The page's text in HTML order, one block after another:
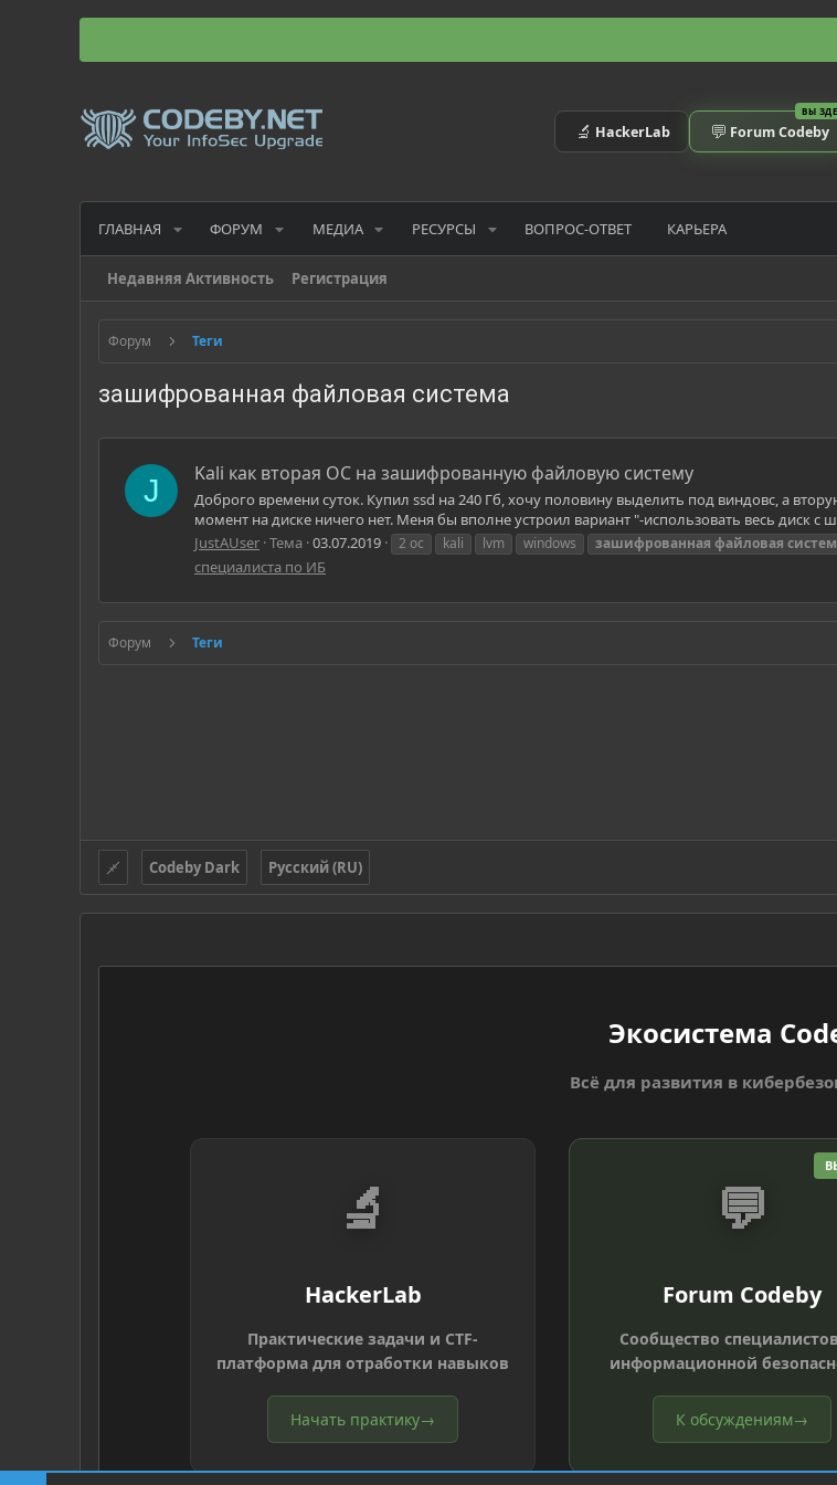
🔬 HackerLab
ВЫ
💬 Forum Codeby
ГЛАВНАЯ ФОРУМ МЕДИА РЕСУРСЫ ВОПРОС-ОТВЕТ КАРЬЕРА
Недавняя Активность Регистрация
Форум Теги
зашифрованная файловая система
J Kali как вторая ОС на зашифрованную файловую систему
Доброго времени суток. Купил ssd на 240 Гб, хочу половину выделить под виндовс, а
момент на диске ничего нет. Меня бы вполне устроил вариант "-использовать весь диск с
JustAUser Тема 03.07.2019 2 ос kali lvm windows зашифрованная файловая
специалиста по ИБ
Форум Теги
Codeby Dark Русский (RU)
Экосистема
Всё для развития в
🔬
HackerLab
Практические задачи и CTF-
платформа для отработки навыков
Начать практику→
💬
Forum Codeby
Сообщество
информационной
К обсуждениям→